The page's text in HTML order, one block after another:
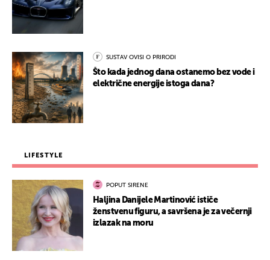
SUSTAV OVISI O PRIRODI
Što kada jednog dana ostanemo bez vode i
električne energije istoga dana?
LIFESTYLE
POPUT SIRENE
Haljina Danijele Martinović ističe
ženstvenu figuru, a savršena je za večernji
izlazak na moru